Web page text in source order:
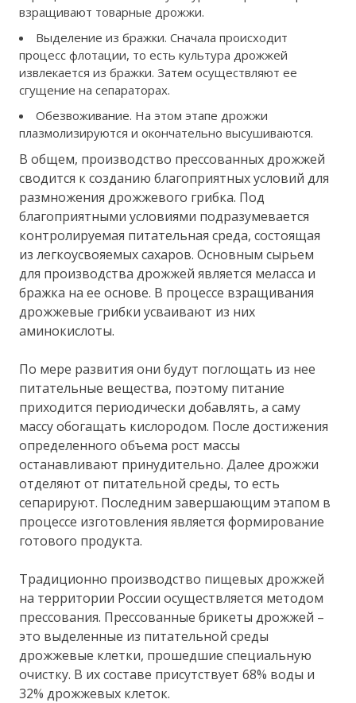
взращивают товарные дрожжи.
Выделение из бражки. Сначала происходит
процесс флотации, то есть культура дрожжей
извлекается из бражки. Затем осуществляют ее
сгущение на сепараторах.
Обезвоживание. На этом этапе дрожжи
плазмолизируются и окончательно высушиваются.
В общем, производство прессованных дрожжей
сводится к созданию благоприятных условий для
размножения дрожжевого грибка. Под
благоприятными условиями подразумевается
контролируемая питательная среда, состоящая
из легкоусвояемых сахаров. Основным сырьем
для производства дрожжей является меласса и
бражка на ее основе. В процессе взращивания
дрожжевые грибки усваивают из них
аминокислоты.
По мере развития они будут поглощать из нее
питательные вещества, поэтому питание
приходится периодически добавлять, а саму
массу обогащать кислородом. После достижения
определенного объема рост массы
останавливают принудительно. Далее дрожжи
отделяют от питательной среды, то есть
сепарируют. Последним завершающим этапом в
процессе изготовления является формирование
готового продукта.
Традиционно производство пищевых дрожжей
на территории России осуществляется методом
прессования. Прессованные брикеты дрожжей –
это выделенные из питательной среды
дрожжевые клетки, прошедшие специальную
очистку. В их составе присутствует 68% воды и
32% дрожжевых клеток.